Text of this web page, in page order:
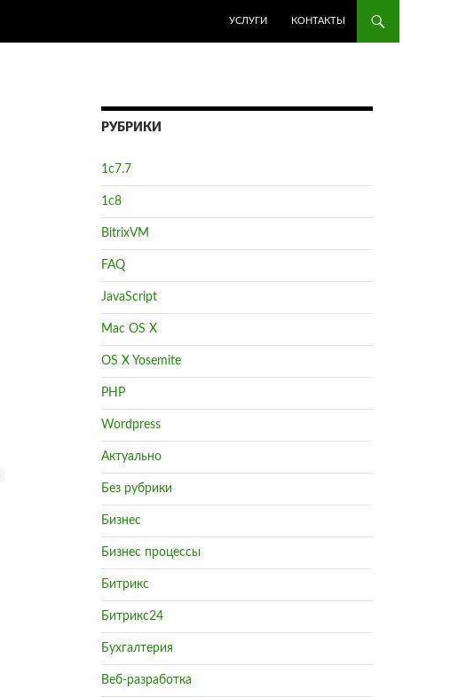
УСЛУГИ
КОНТАКТЫ
РУБРИКИ
1с7.7
1с8
BitrixVM
FAQ
JavaScript
Mac OS X
OS X Yosemite
PHP
Wordpress
Актуально
Без рубрики
Бизнес
Бизнес процессы
Битрикс
Битрикс24
Бухгалтерия
Веб-разработка